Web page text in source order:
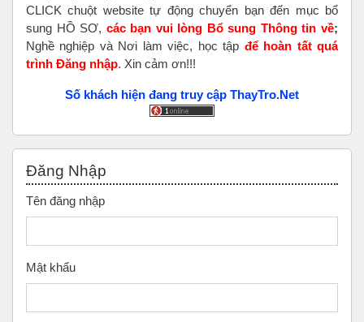
CLICK chuột website tự động chuyển bạn đến mục bổ
sung HỒ SƠ, các bạn vui lòng Bổ sung Thông tin về;
Nghề nghiệp và Nơi làm việc, học tập để hoàn tấtquá
trình Đăng nhập. Xin cảm ơn!!!
Số khách hiện đang truy cập ThayTro.Net
Đăng Nhập
Tên đăng nhập
Mật khẩu